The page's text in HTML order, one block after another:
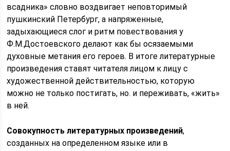
всадника» словно воздвигает неповторимый
пушкинский Петербург, а напряженные,
задыхающиеся слог и ритм повествования у
Ф.М.Достоевского делают как бы осязаемыми
духовные метания его героев. В итоге литературные
произведения ставят читателя лицом к лицу с
художественной действительностью, которую
можно не только постигать, но. и переживать, «жить»
в ней.
Совокупность литературных произведений,
созданных на определенном языке или в